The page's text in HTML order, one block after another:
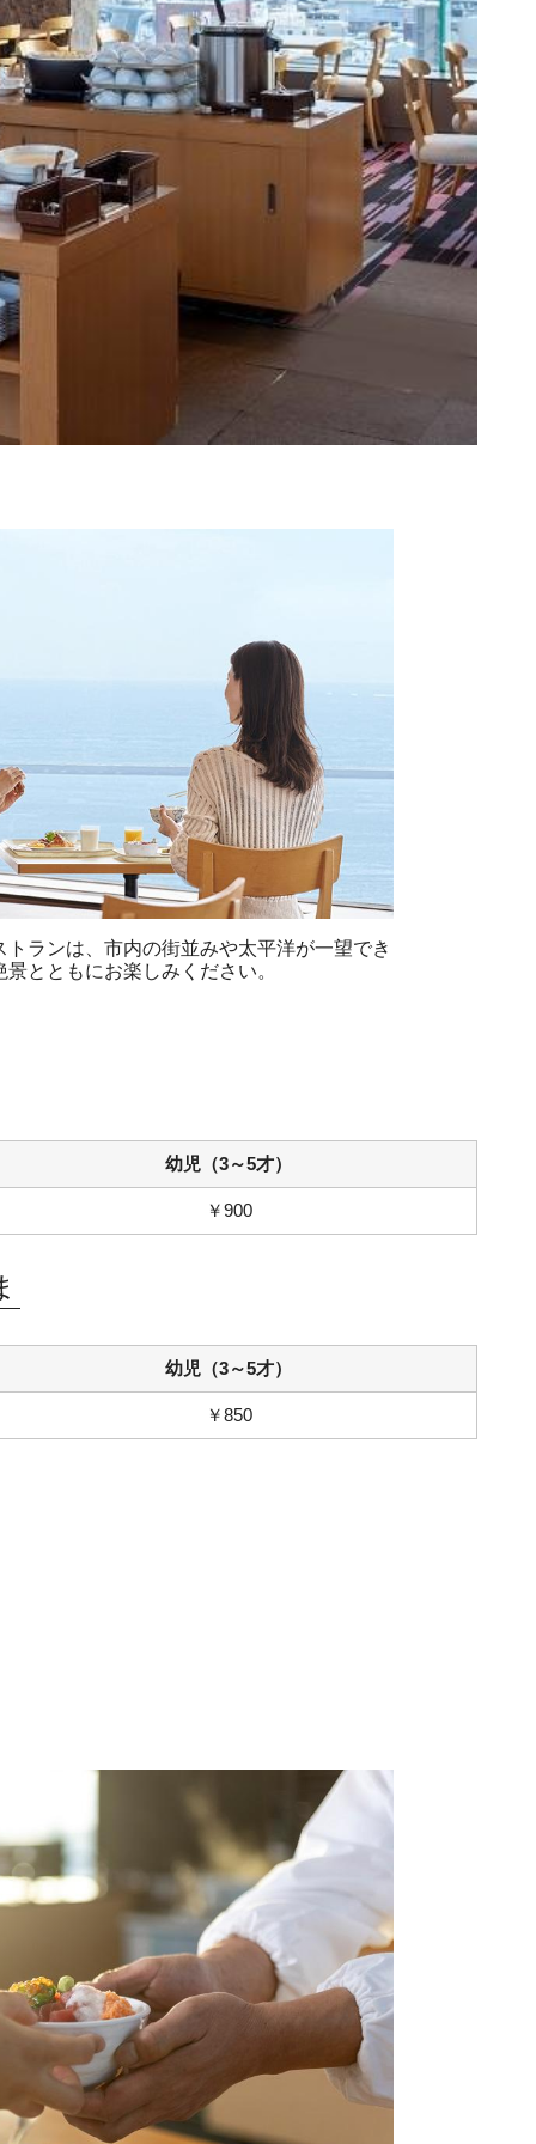
ランは、市内の街並みや太平洋が一望でき
とともにお楽しみください。
幼児（3～5才）
￥900
幼児（3～5才）
￥850